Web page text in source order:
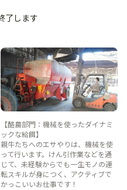
了します
【酪農部門：機械を使ったダイナミ
ックな給餌】
親牛たちへのエサやりは、機械を使
って行います。けん引作業などを通
じて、未経験からでも一生モノの運
転スキルが身につく、アクティブで
かっこいいお仕事です！